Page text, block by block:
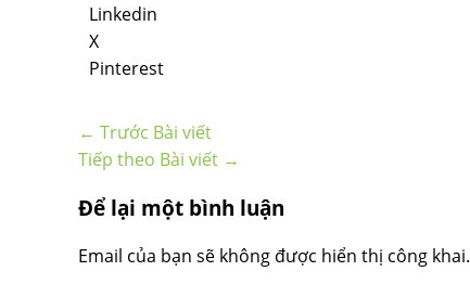
Linkedin
X
Pinterest
← Trước Bài viết
Tiếp theo Bài viết →
Để lại một bình luận
Email của bạn sẽ không được hiển thị công khai.